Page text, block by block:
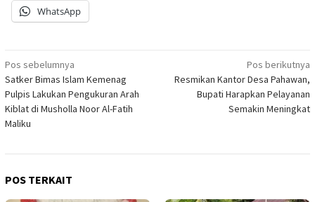
WhatsApp
Navigasi
pos
Pos sebelumnya
Satker Bimas Islam Kemenag
Pulpis Lakukan Pengukuran Arah
Kiblat di Musholla Noor Al-Fatih
Maliku
Pos berikutnya
Resmikan Kantor Desa Pahawan,
Bupati Harapkan Pelayanan
Semakin Meningkat
POS TERKAIT